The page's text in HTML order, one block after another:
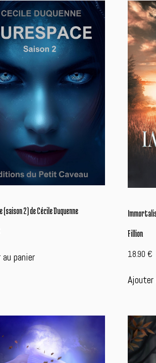
(saison 2) de Cécile Duquenne
panier
Fillion
18.90 €
Ajouter